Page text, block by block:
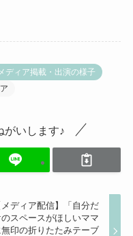
ディア掲載・出演の様子
がいします♪
メディア配信】「自分だ
のスペースがほしいママ
無印の折りたたみテーブ